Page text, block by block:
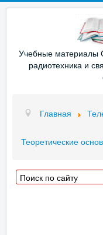
Учебные материалы
радиотехника и
Главная
Теоретические